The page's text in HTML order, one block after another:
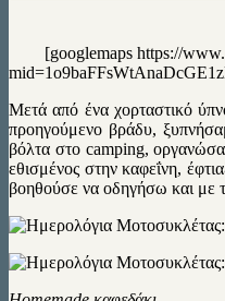
[googlemaps https://
Μετά από ένα χορταστικό
προηγούμενο βράδυ,
βόλτα στο camping,
εθισμένος στην καφεΐνη,
βοηθούσε να οδηγήσω και με